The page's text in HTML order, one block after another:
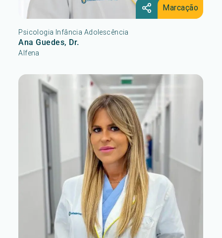
Marcação
Psicologia Infância Adolescência
Ana Guedes, Dr.
Alfena